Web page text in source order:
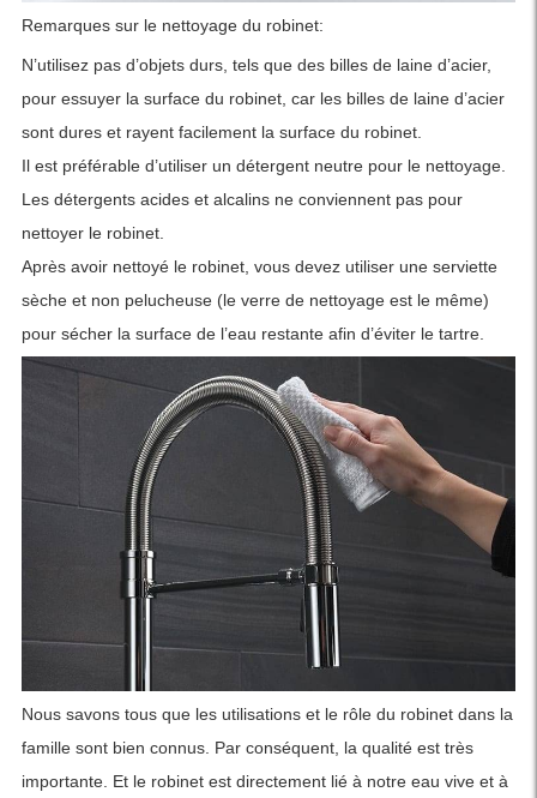
Remarques sur le nettoyage du robinet:
N’utilisez pas d’objets durs, tels que des billes de laine d’acier,
pour essuyer la surface du robinet, car les billes de laine d’acier
sont dures et rayent facilement la surface du robinet.
Il est préférable d’utiliser un détergent neutre pour le nettoyage.
Les détergents acides et alcalins ne conviennent pas pour
nettoyer le robinet.
Après avoir nettoyé le robinet, vous devez utiliser une serviette
sèche et non pelucheuse (le verre de nettoyage est le même)
pour sécher la surface de l’eau restante afin d’éviter le tartre.
Nous savons tous que les utilisations et le rôle du robinet dans la
famille sont bien connus. Par conséquent, la qualité est très
importante. Et le robinet est directement lié à notre eau vive et à